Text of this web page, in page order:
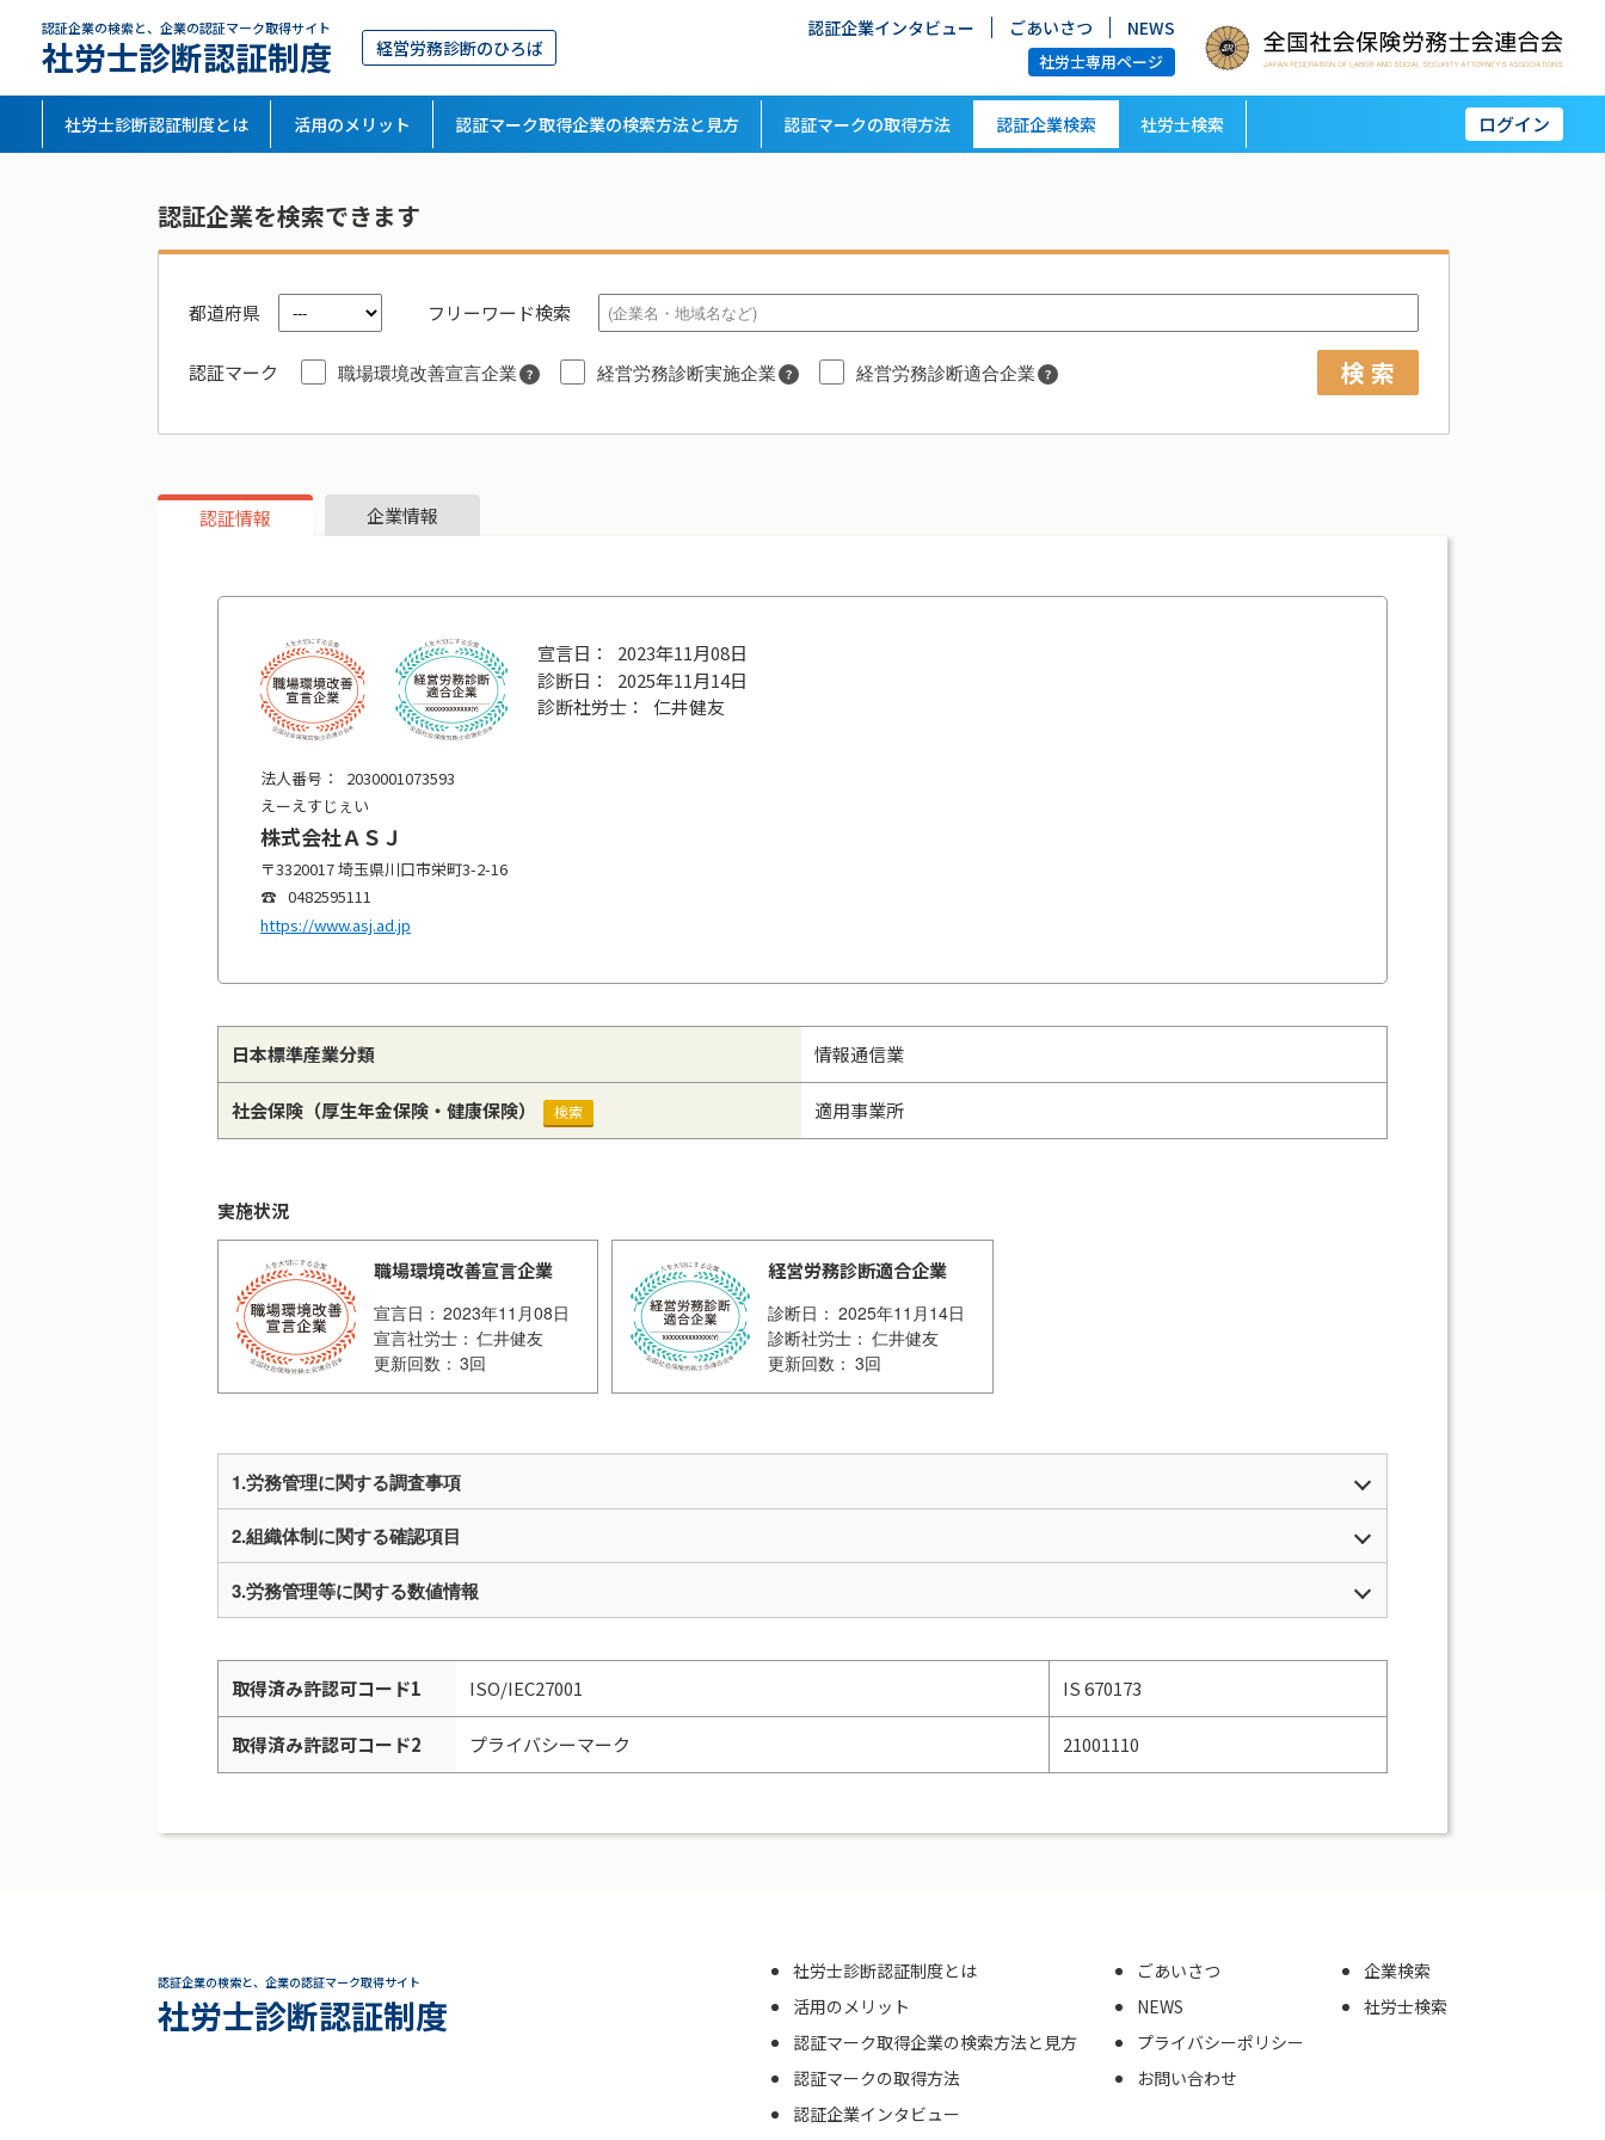
認証企業の検索と、企業の認証マーク取得サイト
社労士診断認証制度 経営労務診断のひろば
認証企業インタビュー ごあいさつ NEWS
社労士専用ページ
社労士診断認証制度とは 活用のメリット 認証マーク取得企業の検索方法と見方 認証マークの取得方法 認証企業検索 社労士検索 ログイン
認証企業を検索できます
都道府県 フリーワード検索
認証マーク 職場環境改善宣言企業 経営労務診断実施企業 経営労務診断適合企業 検 索
認証情報 企業情報
2023年11月08日
2025年11月14日
仁井健友
2030001073593
えーえすじぇい
株式会社ＡＳＪ
〒3320017 埼玉県川口市栄町3-2-16
0482595111
https://www.asj.ad.jp
日本標準産業分類 情報通信業
社会保険 （厚生年金保険・健康保険） 検索 適用事業所
実施状況
職場環境改善宣言企業
2023年11月08日
仁井健友
3回
経営労務診断適合企業
2025年11月14日
仁井健友
3回
1.労務管理に関する調査事項
2.組織体制に関する確認項目
3.労務管理等に関する数値情報
取得済み許認可コード1 ISO/IEC27001 IS 670173
取得済み許認可コード2 プライバシーマーク 21001110
認証企業の検索と、企業の認証マーク取得サイト
社労士診断認証制度
社労士診断認証制度とは
活用のメリット
認証マーク取得企業の検索方法と見方
認証マークの取得方法
認証企業インタビュー
ごあいさつ
NEWS
プライバシーポリシー
お問い合わせ
企業検索
社労士検索